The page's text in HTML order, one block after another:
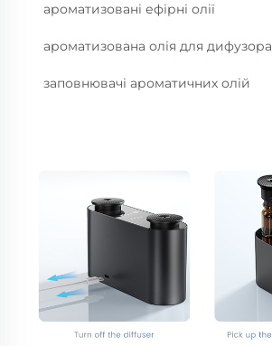
ароматизовані ефірні олії
ароматизована олія для дифузора
заповнювачі ароматичних олій